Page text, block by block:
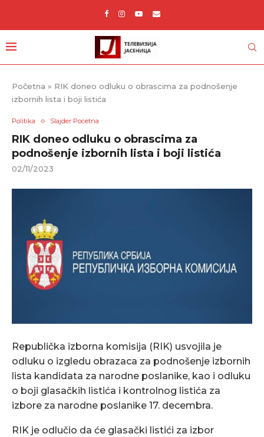
Početna » RIK doneo odluku o obrascima za podnošenje
izbornih lista i boji listića
Politika Slajder Pocetna
RIK doneo odluku o obrascima za
podnošenje izbornih lista i boji listića
02/11/2023
Republička izborna komisija (RIK) usvojila je
odluku o izgledu obrazaca za podnošenje izbornih
lista kandidata za narodne poslanike, kao i odluku
o boji glasačkih listića i kontrolnog listića za
izbore za narodne poslanike 17. decembra.
RIK je odlučio da će glasački listići za izbor